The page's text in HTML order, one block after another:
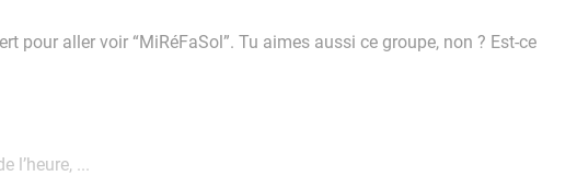
pour aller voir “MiRéFaSol”. Tu aimes aussi ce groupe, non ? Est-ce
l’heure, ...